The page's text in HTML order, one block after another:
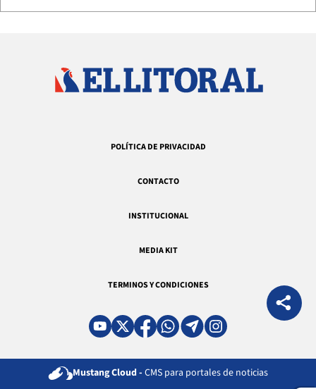
POLÍTICA DE PRIVACIDAD
CONTACTO
INSTITUCIONAL
MEDIA KIT
TERMINOS Y CONDICIONES
Mustang Cloud - CMS para portales de noticias